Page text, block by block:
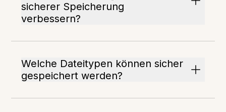
sicherer Speicherung
verbessern?
Welche Dateitypen können sicher
gespeichert werden?